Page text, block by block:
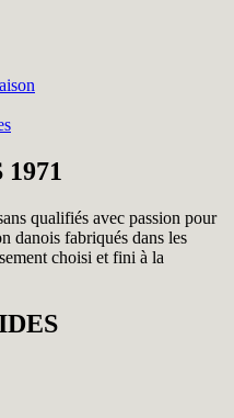
qualifiés avec passion pour
danois fabriqués dans les
choisi et fini à la